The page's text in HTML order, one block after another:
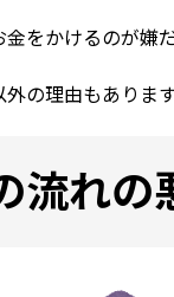
をかけるのが嫌
の理由もあります
流れの